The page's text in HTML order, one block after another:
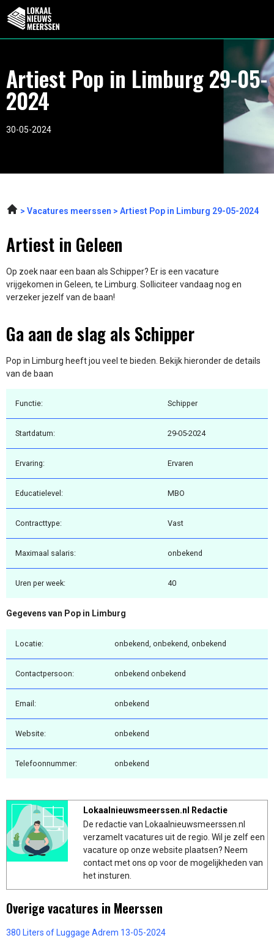
Artiest Pop in Limburg 29-05-
2024
30-05-2024
Vacatures meerssen Artiest Pop in Limburg 29-05-2024
Artiest in Geleen
Op zoek naar een baan als Schipper? Er is een vacature
vrijgekomen in Geleen, te Limburg. Solliciteer vandaag nog en
verzeker jezelf van de baan!
Ga aan de slag als Schipper
Pop in Limburg heeft jou veel te bieden. Bekijk hieronder de details
van de baan
Functie: Schipper
Startdatum: 29-05-2024
Ervaring: Ervaren
Educatielevel: MBO
Contracttype: Vast
Maximaal salaris: onbekend
Uren per week: 40
Gegevens van Pop in Limburg
Locatie: onbekend, onbekend, onbekend
Contactpersoon: onbekend onbekend
Email: onbekend
Website: onbekend
Telefoonnummer: onbekend
Lokaalnieuwsmeerssen.nl Redactie
De redactie van Lokaalnieuwsmeerssen.nl
verzamelt vacatures uit de regio. Wil je zelf een
vacature op onze website plaatsen? Neem
contact met ons op voor de mogelijkheden van
het insturen.
Overige vacatures in Meerssen
380 Liters of Luggage Adrem 13-05-2024